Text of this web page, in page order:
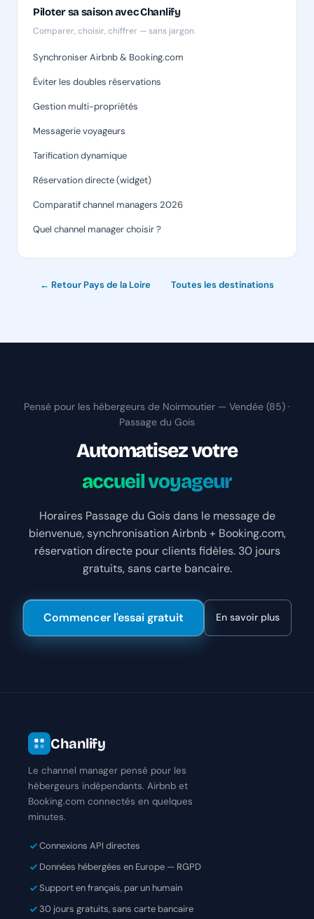
Piloter sa saison avec Chanlify
Comparer, choisir, chiffrer — sans jargon.
Synchroniser Airbnb & Booking.com
Éviter les doubles réservations
Gestion multi-propriétés
Messagerie voyageurs
Tarification dynamique
Réservation directe (widget)
Comparatif channel managers 2026
Quel channel manager choisir ?
← Retour Pays de la Loire Toutes les destinations
Pensé pour les hébergeurs de Noirmoutier — Vendée (85) ·
Passage du Gois
Automatisez votre
accueil voyageur
Horaires Passage du Gois dans le message de
bienvenue, synchronisation Airbnb + Booking.com,
réservation directe pour clients fidèles. 30 jours
gratuits, sans carte bancaire.
Commencer l'essai gratuit En savoir plus
Chanlify
Le channel manager pensé pour les
hébergeurs indépendants. Airbnb et
Booking.com connectés en quelques
minutes.
Connexions API directes
Données hébergées en Europe — RGPD
Support en français, par un humain
30 jours gratuits, sans carte bancaire